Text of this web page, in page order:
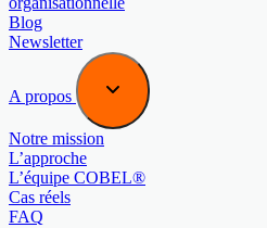
Blog
Newsletter
A propos
Notre mission
L’approche
L’équipe COBEL®
Cas réels
FAQ